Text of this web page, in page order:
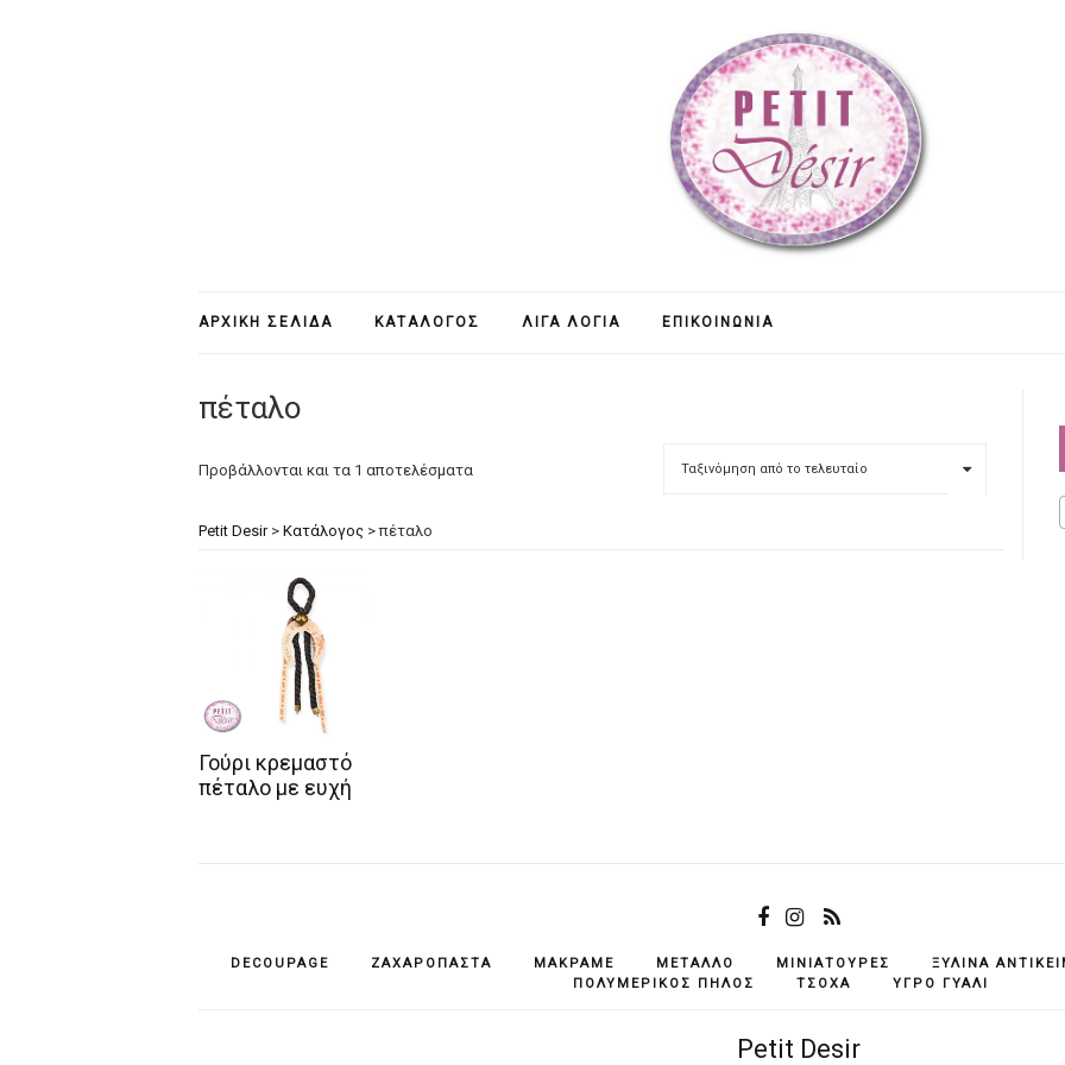
ΑΡΧΙΚΉ ΣΕΛΊΔΑ ΚΑΤΆΛΟΓΟΣ ΛΊΓΑ ΛΌΓΙΑ ΕΠΙΚΟΙΝΩΝΊΑ
πέταλο
Προβάλλονται και τα 1 αποτελέσματα
Petit Desir> Κατάλογος >πέταλο
Γούρι κρεμαστό
πέταλο με ευχή
DECOUPAGE ΖΑΧΑΡΌΠΑΣΤΑ ΜΑΚΡΑΜΈ ΜΈΤΑΛΛΟ ΜΙΝΙΑΤΟΎΡΕΣ ΞΎΛΙΝΑ
ΠΟΛΥΜΕΡΙΚΌΣ ΠΗΛΌΣ
ΤΣΌΧΑ ΥΓΡΌ ΓΥΑΛΊ
Petit Desir